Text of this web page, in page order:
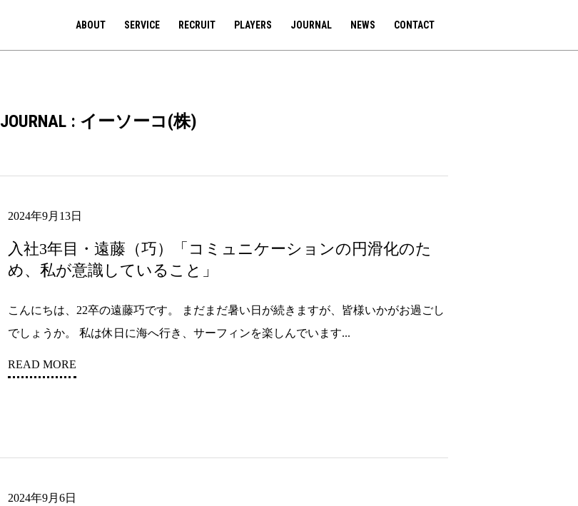
ABOUT SERVICE RECRUIT PLAYERS JOURNAL NEWS CONTACT
JOURNAL : イーソーコ(株)
2024年9月13日
入社3年目・遠藤（巧）「コミュニケーションの円滑化のた
め、私が意識していること」
こんにちは、22卒の遠藤巧です。 まだまだ暑い日が続きますが、皆様いかがお過ごし
でしょうか。 私は休日に海へ行き、サーフィンを楽しんでいます...
READ MORE
2024年9月6日